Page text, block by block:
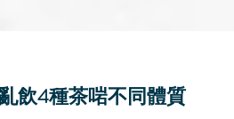
飲4種茶啱不同體質